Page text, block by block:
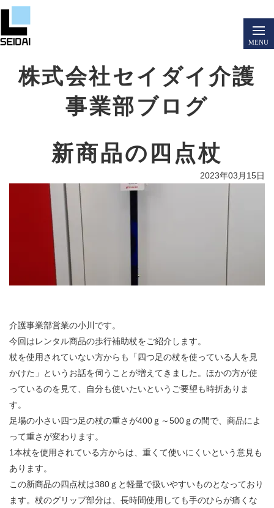
株式会社セイダイ介護
事業部ブログ
新商品の四点杖
2023年03月15日
介護事業部営業の小川です。
今回はレンタル商品の歩行補助杖をご紹介します。
杖を使用されていない方からも「四つ足の杖を使っている人を見
かけた」というお話を伺うことが増えてきました。ほかの方が使
っているのを見て、自分も使いたいというご要望も時折ありま
す。
足場の小さい四つ足の杖の重さが400ｇ～500ｇの間で、商品によ
って重さが変わります。
1本杖を使用されている方からは、重くて使いにくいという意見も
あります。
この新商品の四点杖は380ｇと軽量で扱いやすいものとなっており
ます。杖のグリップ部分は、長時間使用しても手のひらが痛くな